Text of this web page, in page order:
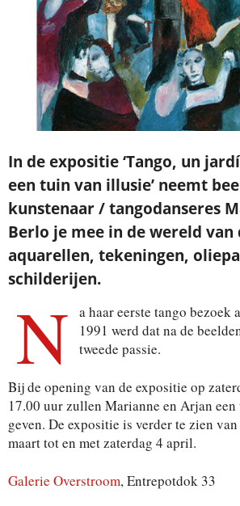
In de expositie ‘Tango, un
een tuin van illusie’ neemt
kunstenaar / tangodanseres
Berlo je mee in de wereld van
aquarellen, tekeningen,
schilderijen.
N
a haar eerste tango bezoek
1991 werd dat na de
tweede passie.
Bij de opening van de expositie op
17.00 uur zullen Marianne en Arjan
geven. De expositie is verder te zien
maart tot en met zaterdag 4 april.
Galerie Overstroom, Entrepotdok 33